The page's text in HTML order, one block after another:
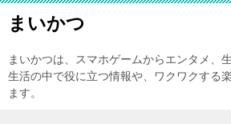
まいかつ
まいかつは、スマホゲームからエンタメ、
生活の中で役に立つ情報や、ワクワクする
ます。